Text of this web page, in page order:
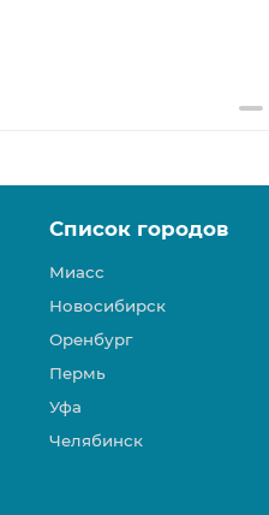
Список городов
Миасс
Новосибирск
Оренбург
Пермь
Уфа
Челябинск